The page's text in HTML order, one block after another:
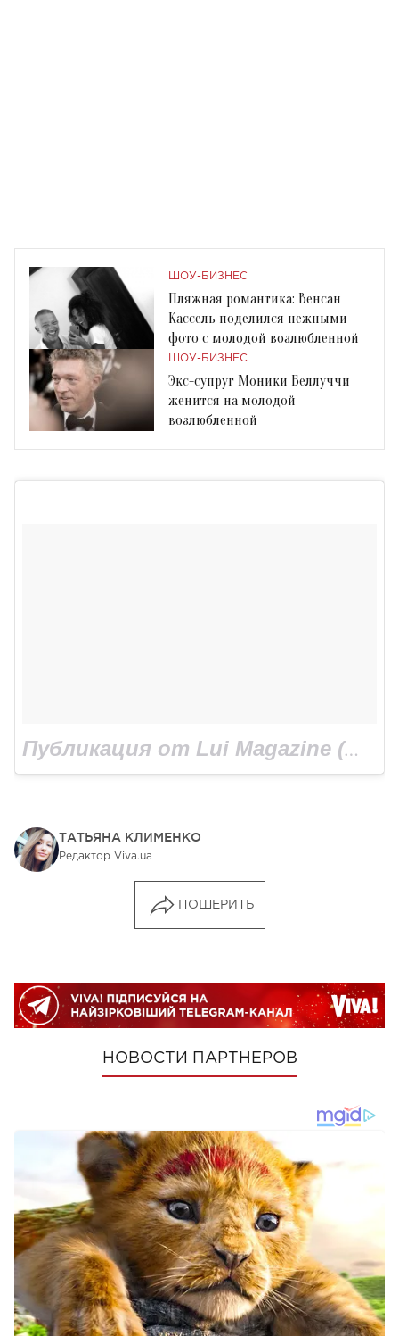
ШОУ-БИЗНЕС
Пляжная романтика: Венсан
Кассель поделился нежными
фото с молодой возлюбленной
ШОУ-БИЗНЕС
Экс-супруг Моники Беллуччи
женится на молодой
возлюбленной
Публикация от Lui Magazine (@luimagazine)
ТАТЬЯНА КЛИМЕНКО
Редактор Viva.ua
ПОШЕРИТЬ
НОВОСТИ ПАРТНЕРОВ